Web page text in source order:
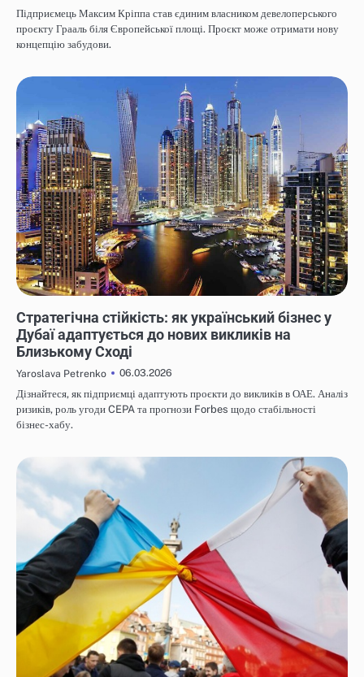
Підприємець Максим Кріппа став єдиним власником девелоперського
проєкту Грааль біля Європейської площі. Проєкт може отримати нову
концепцію забудови.
Стратегічна стійкість: як український бізнес у
Дубаї адаптується до нових викликів на
Близькому Сході
Yaroslava Petrenko
06.03.2026
Дізнайтеся, як підприємці адаптують проєкти до викликів в ОАЕ. Аналіз
ризиків, роль угоди CEPA та прогнози Forbes щодо стабільності
бізнес-хабу.